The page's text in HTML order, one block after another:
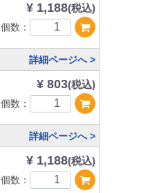
¥ 1,188(税込)
個数：
詳細ページへ >
¥ 803(税込)
個数：
詳細ページへ >
¥ 1,188(税込)
個数：